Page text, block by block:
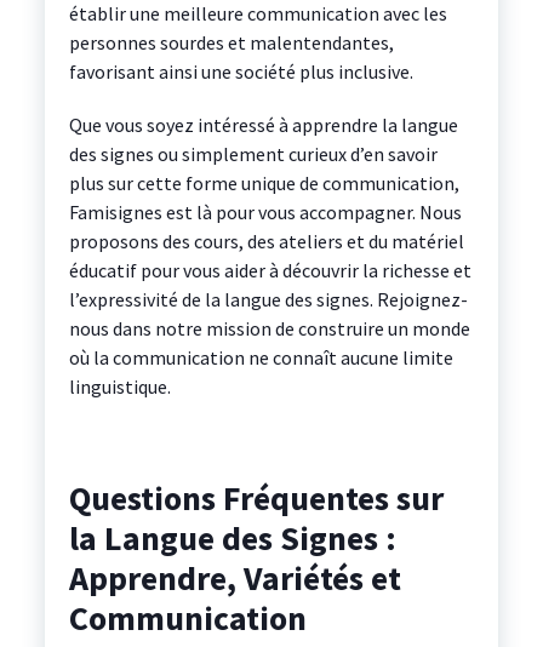
établir une meilleure communication avec les
personnes sourdes et malentendantes,
favorisant ainsi une société plus inclusive.
Que vous soyez intéressé à apprendre la langue
des signes ou simplement curieux d’en savoir
plus sur cette forme unique de communication,
Famisignes est là pour vous accompagner. Nous
proposons des cours, des ateliers et du matériel
éducatif pour vous aider à découvrir la richesse et
l’expressivité de la langue des signes. Rejoignez-
nous dans notre mission de construire un monde
où la communication ne connaît aucune limite
linguistique.
Questions Fréquentes sur
la Langue des Signes :
Apprendre, Variétés et
Communication